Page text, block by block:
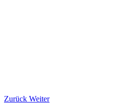
Zurück Weiter